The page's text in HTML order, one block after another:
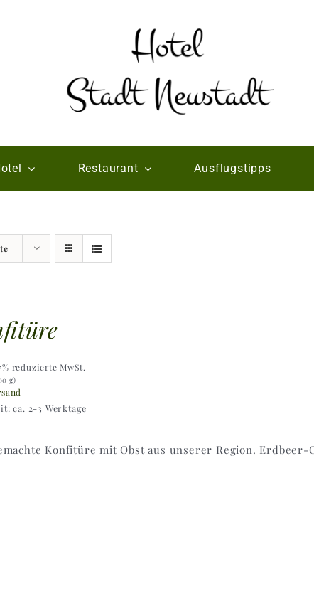
Restaurant Ausflugstipps
reduzierte MwSt.
g)
ca. 2-3 Werktage
Konfitüre mit Obst aus unserer Region.